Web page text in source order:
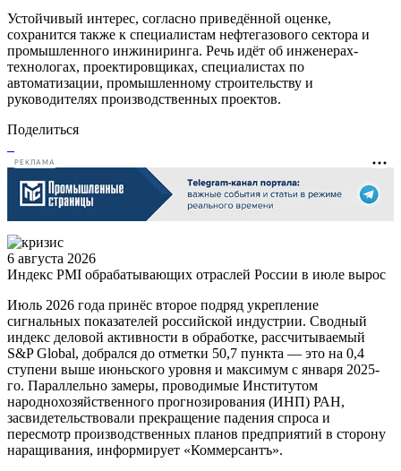
Устойчивый интерес, согласно приведённой оценке,
сохранится также к специалистам нефтегазового сектора и
промышленного инжиниринга. Речь идёт об инженерах-
технологах, проектировщиках, специалистах по
автоматизации, промышленному строительству и
руководителях производственных проектов.
Поделиться
РЕКЛАМА
6 августа 2026
Индекс PMI обрабатывающих отраслей России в июле вырос
Июль 2026 года принёс второе подряд укрепление
сигнальных показателей российской индустрии. Сводный
индекс деловой активности в обработке, рассчитываемый
S&P Global, добрался до отметки 50,7 пункта — это на 0,4
ступени выше июньского уровня и максимум с января 2025-
го. Параллельно замеры, проводимые Институтом
народнохозяйственного прогнозирования (ИНП) РАН,
засвидетельствовали прекращение падения спроса и
пересмотр производственных планов предприятий в сторону
наращивания, информирует «Коммерсантъ».